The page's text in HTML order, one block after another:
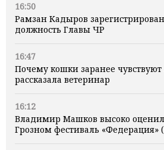
16:50
Рамзан Кадыров
должность Главы ЧР
16:47
Почему кошки заранее чувствуют
рассказала ветеринар
16:12
Владимир Машков высоко
Грозном фестиваль «Федерация»